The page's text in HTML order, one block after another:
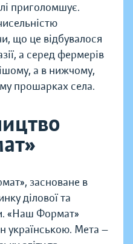
приголомшує.
що це відбувалося
а серед фермерів
а в нижчому,
прошарках села.
засноване в
ділової та
«Наш Формат»
українською. Мета —